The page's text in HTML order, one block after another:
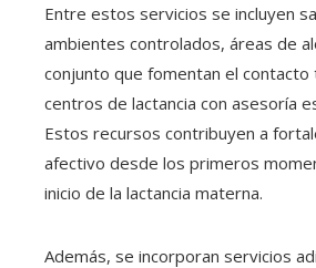
Entre estos servicios se incluyen
ambientes controlados, áreas de
conjunto que fomentan el
centros de lactancia con asesoría
Estos recursos contribuyen a
afectivo desde los primeros
inicio de la lactancia materna.
Además, se incorporan servicios